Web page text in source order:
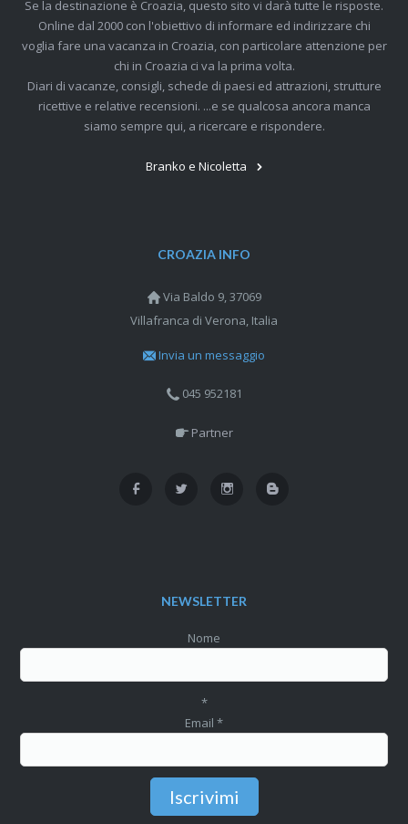
Se la destinazione è Croazia, questo sito vi darà tutte le risposte.
Online dal 2000 con l'obiettivo di informare ed indirizzare chi
voglia fare una vacanza in Croazia, con particolare attenzione per
chi in Croazia ci va la prima volta.
Diari di vacanze, consigli, schede di paesi ed attrazioni, strutture
ricettive e relative recensioni. ...e se qualcosa ancora manca
siamo sempre qui, a ricercare e rispondere.
Branko e Nicoletta
CROAZIA INFO
Via Baldo 9, 37069
Villafranca di Verona, Italia
Invia un messaggio
045 952181
Partner
NEWSLETTER
Nome
*
Email *